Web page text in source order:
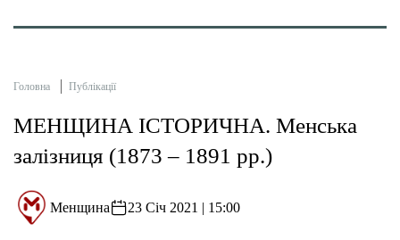
Головна Публікації
МЕНЩИНА ІСТОРИЧНА. Менська
залізниця (1873 – 1891 рр.)
Менщина 23 Січ 2021 | 15:00